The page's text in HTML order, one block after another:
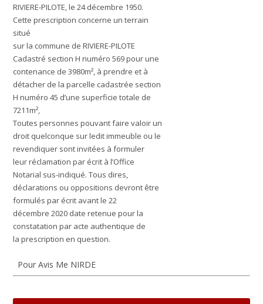
RIVIERE-PILOTE, le 24 décembre 1950.
Cette prescription concerne un terrain
situé
sur la commune de RIVIERE-PILOTE
Cadastré section H numéro 569 pour une
contenance de 3980m², à prendre et à
détacher de la parcelle cadastrée section
H numéro 45 d’une superficie totale de
7211m²,
Toutes personnes pouvant faire valoir un
droit quelconque sur ledit immeuble ou le
revendiquer sont invitées à formuler
leur réclamation par écrit à l’Office
Notarial sus-indiqué. Tous dires,
déclarations ou oppositions devront être
formulés par écrit avant le 22
décembre 2020 date retenue pour la
constatation par acte authentique de
la prescription en question.
Pour Avis Me NIRDE